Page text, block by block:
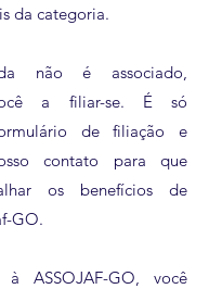
da categoria.
não é associado,
a filiar-se. É só
de filiação e
contato para que
os benefícios de
GO.
à ASSOJAF-GO, você